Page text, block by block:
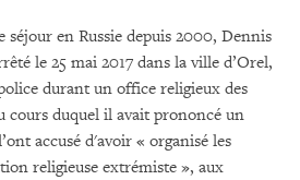
en Russie depuis 2000, Dennis
le 25 mai 2017 dans la ville d’Orel,
durant un office religieux des
cours duquel il avait prononcé un
accusé d'avoir « organisé les
religieuse extrémiste », aux